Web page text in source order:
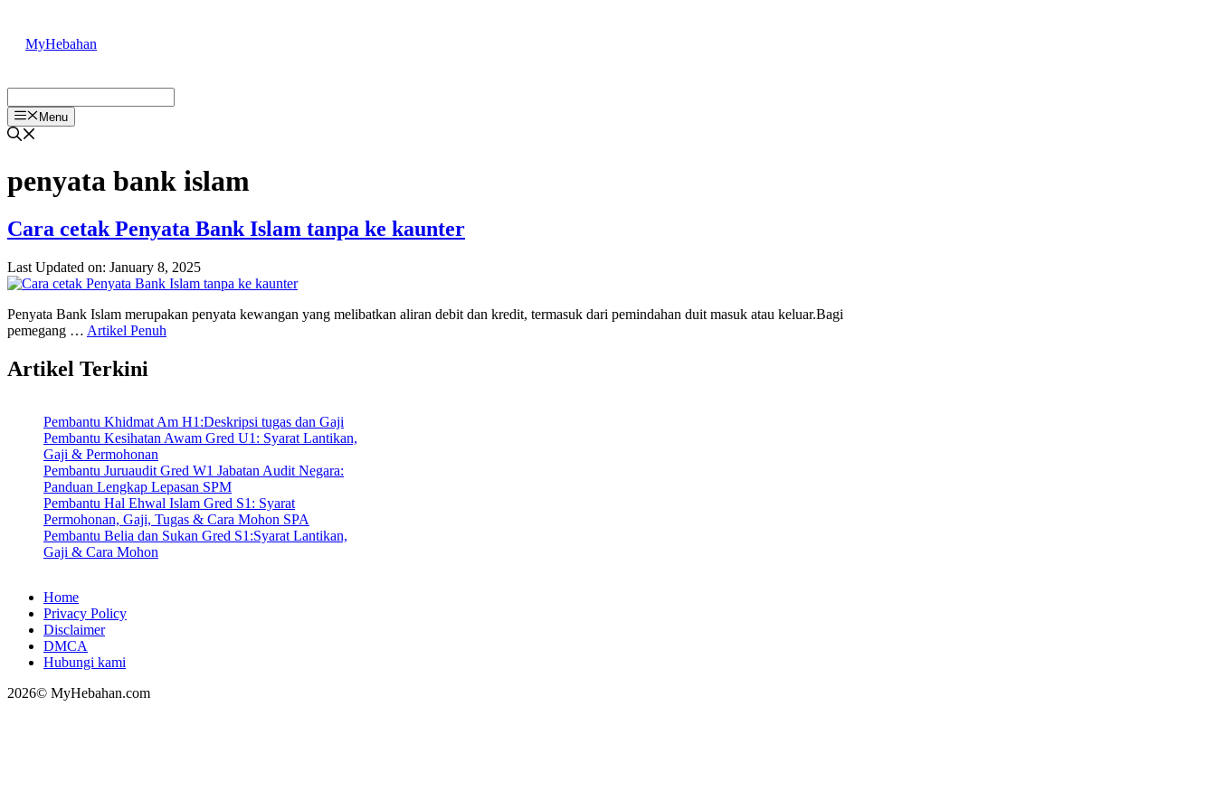
content
MyHebahan
Menu
penyata bank islam
Cara cetak Penyata Bank Islam tanpa ke kaunter
Last Updated on: January 8, 2025
Penyata Bank Islam merupakan penyata kewangan yang melibatkan aliran debit dan kredit, termasuk dari pemindahan duit masuk atau keluar.Bagi
pemegang … Artikel Penuh
Artikel Terkini
Pembantu Khidmat Am H1:Deskripsi tugas dan Gaji
Pembantu Kesihatan Awam Gred U1: Syarat Lantikan,
Gaji & Permohonan
Pembantu Juruaudit Gred W1 Jabatan Audit Negara:
Panduan Lengkap Lepasan SPM
Pembantu Hal Ehwal Islam Gred S1: Syarat
Permohonan, Gaji, Tugas & Cara Mohon SPA
Pembantu Belia dan Sukan Gred S1:Syarat Lantikan,
Gaji & Cara Mohon
Home
Privacy Policy
Disclaimer
DMCA
Hubungi kami
2026© MyHebahan.com